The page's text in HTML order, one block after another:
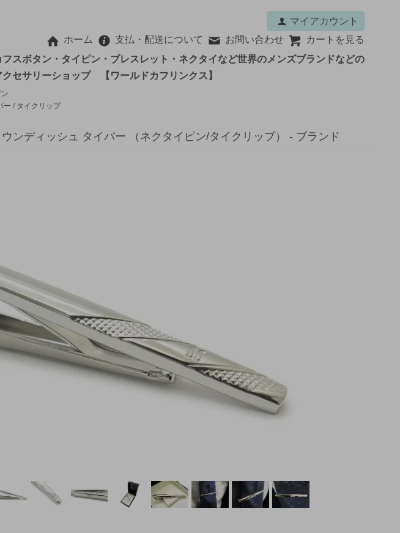
マイアカウント
ホーム
支払・配送について お問い合わせ
カートを見る
フスボタン・タイピン・ブレスレット・ネクタイなど世界のメンズブランドなどの
クセサリーショップ 【ワールドカフリンクス】
ー / タイクリップ
ンディッシュ タイバー （ネクタイピン/タイクリップ） - ブランド